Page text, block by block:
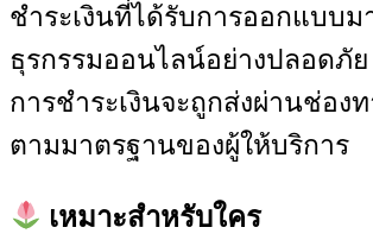
ชำระเงินที่ได้รับการออกแบบม
ธุรกรรมออนไลน์อย่างปลอดภั
การชำระเงินจะถูกส่งผ่านช่อง
ตามมาตรฐานของผู้ให้บริการ
เหมาะสำหรับใคร